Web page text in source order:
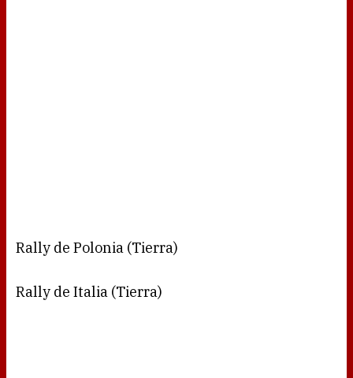
Rally de Polonia (Tierra)
Rally de Italia (Tierra)